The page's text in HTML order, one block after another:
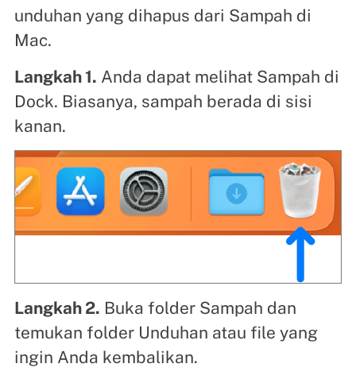
unduhan yang dihapus dari Sampah di
Mac.
Langkah 1. Anda dapat melihat Sampah di
Dock. Biasanya, sampah berada di sisi
kanan.
Langkah 2. Buka folder Sampah dan
temukan folder Unduhan atau file yang
ingin Anda kembalikan.